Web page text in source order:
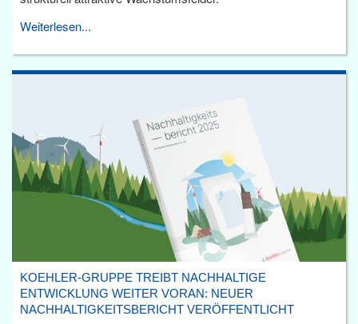
Weiterlesen...
KOEHLER-GRUPPE TREIBT NACHHALTIGE
ENTWICKLUNG WEITER VORAN: NEUER
NACHHALTIGKEITSBERICHT VERÖFFENTLICHT